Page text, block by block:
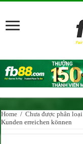
Home / Chưa được phân loại
Kunden erreichen können